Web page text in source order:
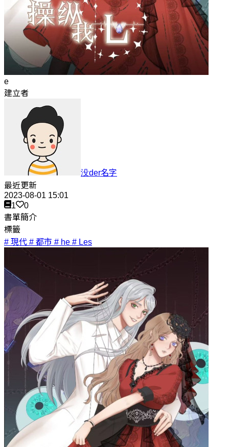
e
建立者
没der名字
最近更新
2023-08-01 15:01
1
0
書單簡介
標籤
# 現代 # 都市 # he # Les